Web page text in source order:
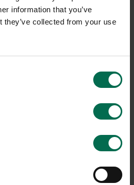
information that you’ve
they’ve collected from your use
Taklampa Hoop Ø625mm
/mån
Sparar miljön ca 16 kg